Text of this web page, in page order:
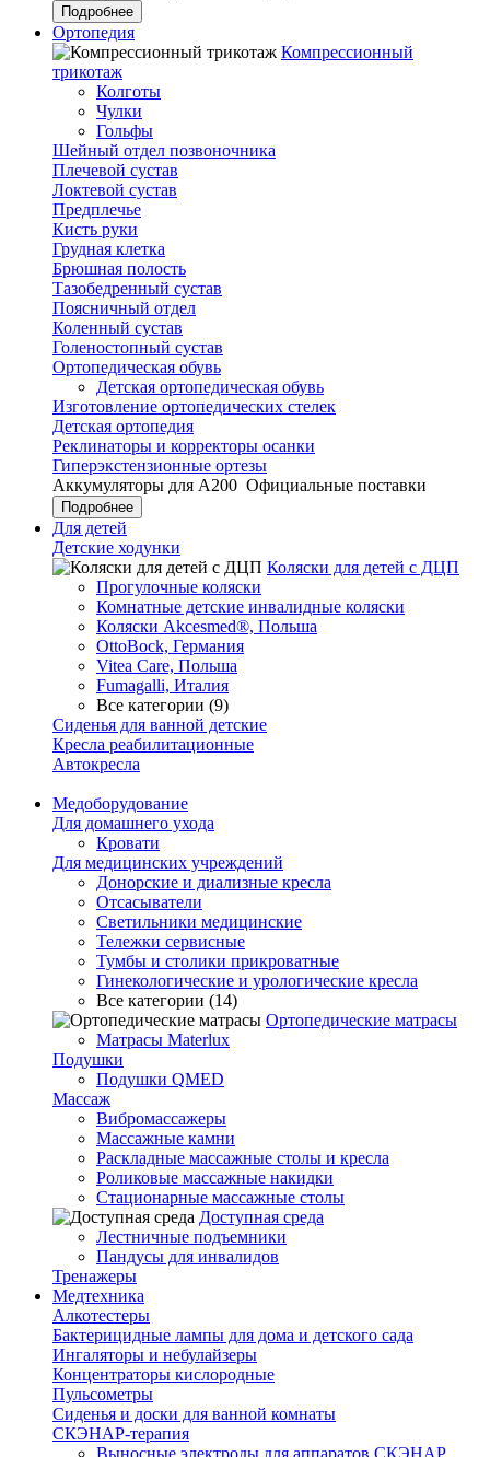
Подробнее
Ортопедия
Компрессионный
трикотаж
Колготы
Чулки
Гольфы
Шейный отдел позвоночника
Плечевой сустав
Локтевой сустав
Предплечье
Кисть руки
Грудная клетка
Брюшная полость
Тазобедренный сустав
Поясничный отдел
Коленный сустав
Голеностопный сустав
Ортопедическая обувь
Детская ортопедическая обувь
Изготовление ортопедических стелек
Детская ортопедия
Реклинаторы и корректоры осанки
Гиперэкстензионные ортезы
Аккумуляторы для А200 Официальные поставки
Подробнее
Для детей
Детские ходунки
Коляски для детей с ДЦП
Прогулочные коляски
Комнатные детские инвалидные коляски
Коляски Akcesmed®, Польша
OttoBock, Германия
Vitea Care, Польша
Fumagalli, Италия
Все категории (9)
Сиденья для ванной детские
Кресла реабилитационные
Автокресла
Медоборудование
Для домашнего ухода
Кровати
Для медицинских учреждений
Донорские и диализные кресла
Отсасыватели
Светильники медицинские
Тележки сервисные
Тумбы и столики прикроватные
Гинекологические и урологические кресла
Все категории (14)
Ортопедические матрасы
Матрасы Materlux
Подушки
Подушки QMED
Массаж
Вибромассажеры
Массажные камни
Раскладные массажные столы и кресла
Роликовые массажные накидки
Стационарные массажные столы
Доступная среда
Лестничные подъемники
Пандусы для инвалидов
Тренажеры
Mедтехника
Алкотестеры
Бактерицидные лампы для дома и детского сада
Ингаляторы и небулайзеры
Концентраторы кислородные
Пульсометры
Сиденья и доски для ванной комнаты
СКЭНАР-терапия
Выносные электроды для аппаратов СКЭНАР